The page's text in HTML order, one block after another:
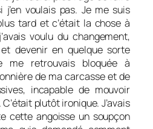
voulais pas. Je me suis
tard et c’était la chose à
voulu du changement,
devenir en quelque sorte
me retrouvais bloquée à
de ma carcasse et de
incapable de mouvoir
plutôt ironique. J’avais
cette angoisse un soupçon